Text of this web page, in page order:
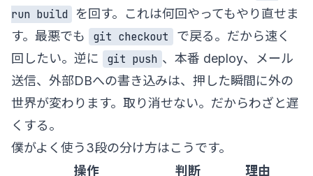
run build
を回す。これは何回やってもやり直せま
す。最悪でも
git checkout
で戻る。だから速く
回したい。逆に
git push 、本番 deploy、メール
送信、外部DBへの書き込みは、押した瞬間に外の
世界が変わります。取り消せない。だからわざと遅
くする。
僕がよく使う3段の分け方はこうです。
操作
判断 理由